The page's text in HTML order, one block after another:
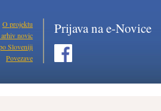
O projektu
novic
Sloveniji
Povezave
Prijava na e-Novice